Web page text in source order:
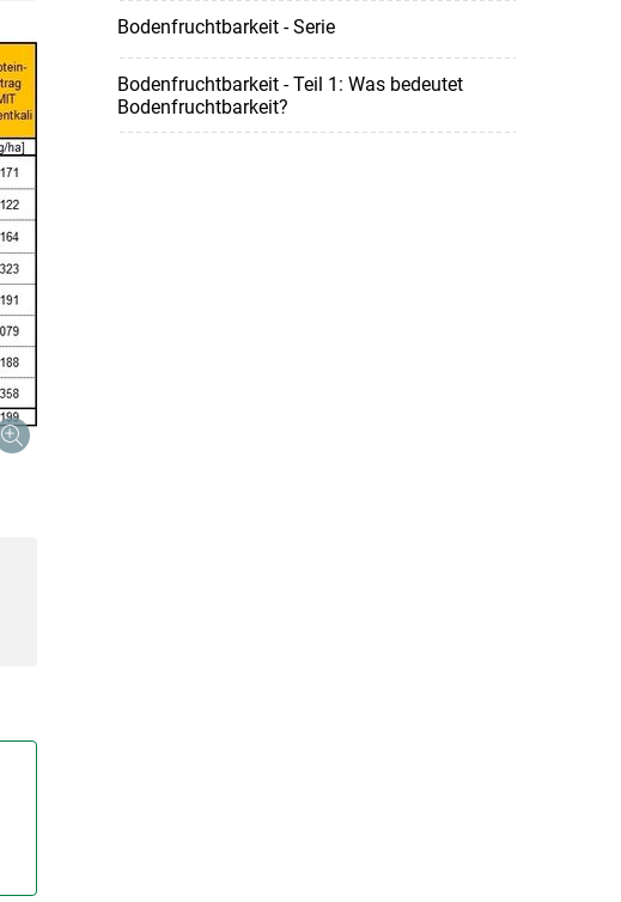
Bodenfruchtbarkeit - Serie
Bodenfruchtbarkeit - Teil 1: Was bedeutet
Bodenfruchtbarkeit?